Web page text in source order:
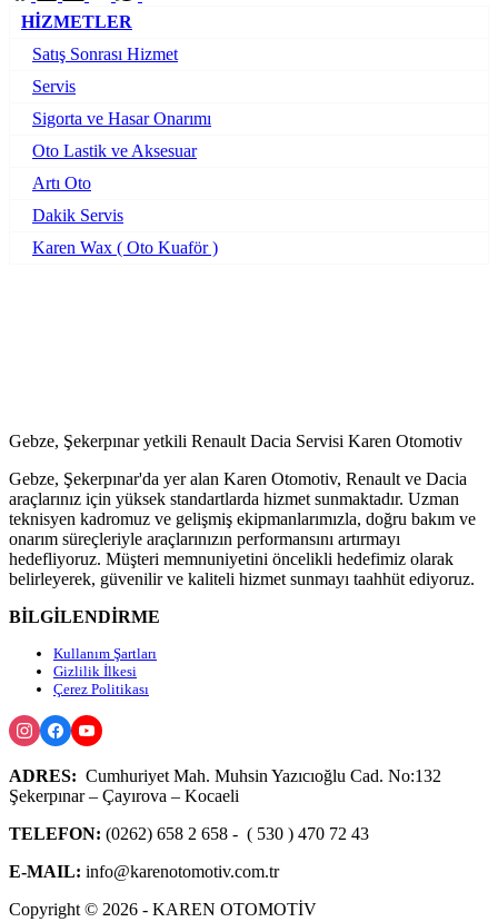
HİZMETLER
Satış Sonrası Hizmet
Servis
Sigorta ve Hasar Onarımı
Oto Lastik ve Aksesuar
Artı Oto
Dakik Servis
Karen Wax ( Oto Kuaför )
Gebze, Şekerpınar yetkili Renault Dacia Servisi Karen Otomotiv
Gebze, Şekerpınar'da yer alan Karen Otomotiv, Renault ve Dacia
araçlarınız için yüksek standartlarda hizmet sunmaktadır. Uzman
teknisyen kadromuz ve gelişmiş ekipmanlarımızla, doğru bakım ve
onarım süreçleriyle araçlarınızın performansını artırmayı
hedefliyoruz. Müşteri memnuniyetini öncelikli hedefimiz olarak
belirleyerek, güvenilir ve kaliteli hizmet sunmayı taahhüt ediyoruz.
BİLGİLENDİRME
Kullanım Şartları
Gizlilik İlkesi
Çerez Politikası
ADRES: Cumhuriyet Mah. Muhsin Yazıcıoğlu Cad. No:132
Şekerpınar – Çayırova – Kocaeli
TELEFON: (0262) 658 2 658 - ( 530 ) 470 72 43
E-MAIL: info@karenotomotiv.com.tr
Copyright © 2026 - KAREN OTOMOTİV